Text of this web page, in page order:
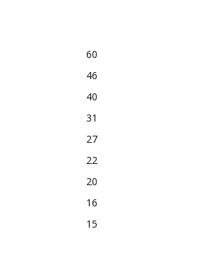
60
46
40
31
27
22
20
16
15